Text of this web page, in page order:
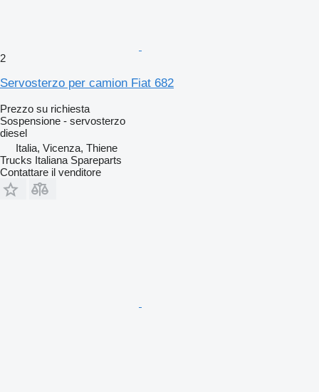
2
Servosterzo per camion Fiat 682
Prezzo su richiesta
Sospensione - servosterzo
diesel
Italia, Vicenza, Thiene
Trucks Italiana Spareparts
Contattare il venditore